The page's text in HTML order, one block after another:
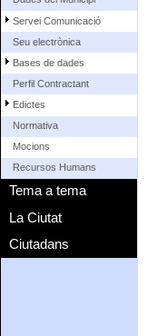
Servei Comunicació
Seu electrònica
Bases de dades
Perfil Contractant
Edictes
Normativa
Mocions
Recursos Humans
Tema a tema
La Ciutat
Ciutadans